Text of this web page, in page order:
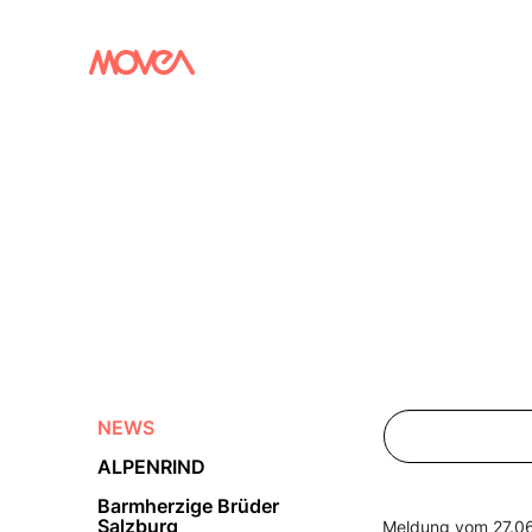
NEWS
ALPENRIND
Barmherzige Brüder
Salzburg
Meldung vom